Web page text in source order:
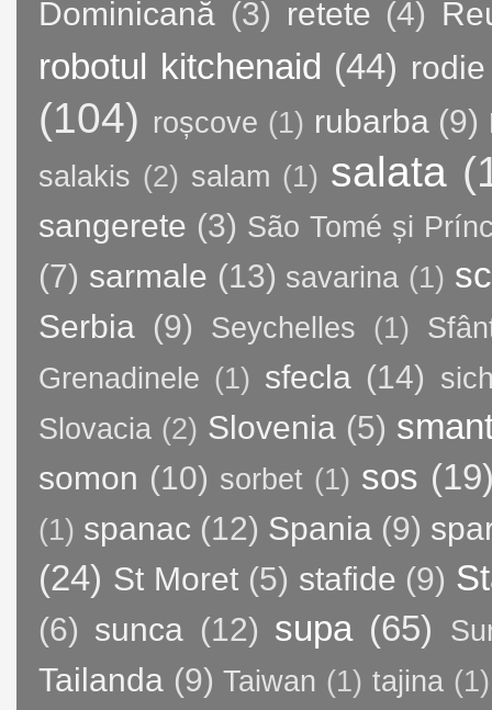
Dominicană (3) retete (4)
robotul kitchenaid (44) rodie
(104) roșcove (1) rubarba (9)
salakis (2) salam (1) salata
sangerete (3) São Tomé și
(7) sarmale (13) savarina (1)
Serbia (9) Seychelles (1)
Grenadinele (1) sfecla (14)
Slovacia (2) Slovenia (5)
somon (10) sorbet (1) sos
(1) spanac (12) Spania (9)
(24) St Moret (5) stafide (9)
(6) sunca (12) supa (65)
Tailanda (9) Taiwan (1) tajina (1)